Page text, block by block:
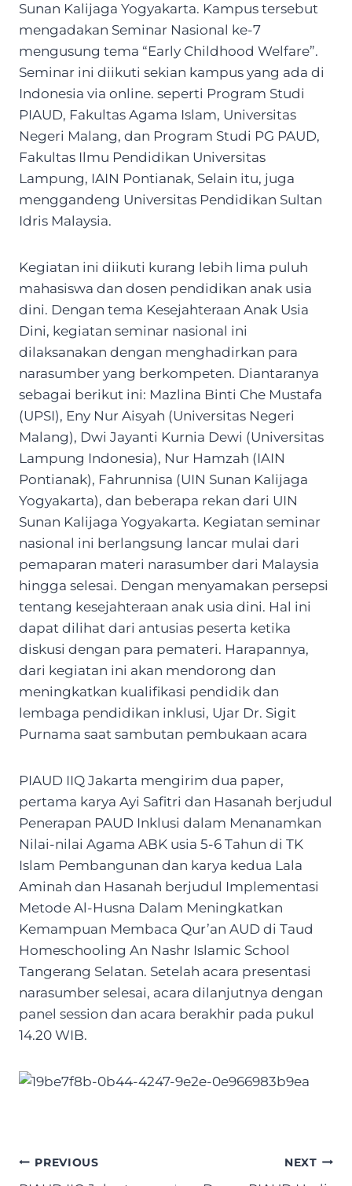
Sunan Kalijaga Yogyakarta. Kampus tersebut
mengadakan Seminar Nasional ke-7
mengusung tema “Early Childhood Welfare”.
Seminar ini diikuti sekian kampus yang ada di
Indonesia via online. seperti Program Studi
PIAUD, Fakultas Agama Islam, Universitas
Negeri Malang, dan Program Studi PG PAUD,
Fakultas Ilmu Pendidikan Universitas
Lampung, IAIN Pontianak, Selain itu, juga
menggandeng Universitas Pendidikan Sultan
Idris Malaysia.
Kegiatan ini diikuti kurang lebih lima puluh
mahasiswa dan dosen pendidikan anak usia
dini. Dengan tema Kesejahteraan Anak Usia
Dini, kegiatan seminar nasional ini
dilaksanakan dengan menghadirkan para
narasumber yang berkompeten. Diantaranya
sebagai berikut ini: Mazlina Binti Che Mustafa
(UPSI), Eny Nur Aisyah (Universitas Negeri
Malang), Dwi Jayanti Kurnia Dewi (Universitas
Lampung Indonesia), Nur Hamzah (IAIN
Pontianak), Fahrunnisa (UIN Sunan Kalijaga
Yogyakarta), dan beberapa rekan dari UIN
Sunan Kalijaga Yogyakarta. Kegiatan seminar
nasional ini berlangsung lancar mulai dari
pemaparan materi narasumber dari Malaysia
hingga selesai. Dengan menyamakan persepsi
tentang kesejahteraan anak usia dini. Hal ini
dapat dilihat dari antusias peserta ketika
diskusi dengan para pemateri. Harapannya,
dari kegiatan ini akan mendorong dan
meningkatkan kualifikasi pendidik dan
lembaga pendidikan inklusi, Ujar Dr. Sigit
Purnama saat sambutan pembukaan acara
PIAUD IIQ Jakarta mengirim dua paper,
pertama karya Ayi Safitri dan Hasanah berjudul
Penerapan PAUD Inklusi dalam Menanamkan
Nilai-nilai Agama ABK usia 5-6 Tahun di TK
Islam Pembangunan dan karya kedua Lala
Aminah dan Hasanah berjudul Implementasi
Metode Al-Husna Dalam Meningkatkan
Kemampuan Membaca Qur’an AUD di Taud
Homeschooling An Nashr Islamic School
Tangerang Selatan. Setelah acara presentasi
narasumber selesai, acara dilanjutnya dengan
panel session dan acara berakhir pada pukul
14.20 WIB.
Post
PREVIOUS NEXT